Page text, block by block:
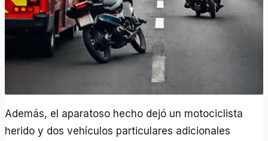
Además, el aparatoso hecho dejó un motociclista
herido y dos vehículos particulares adicionales